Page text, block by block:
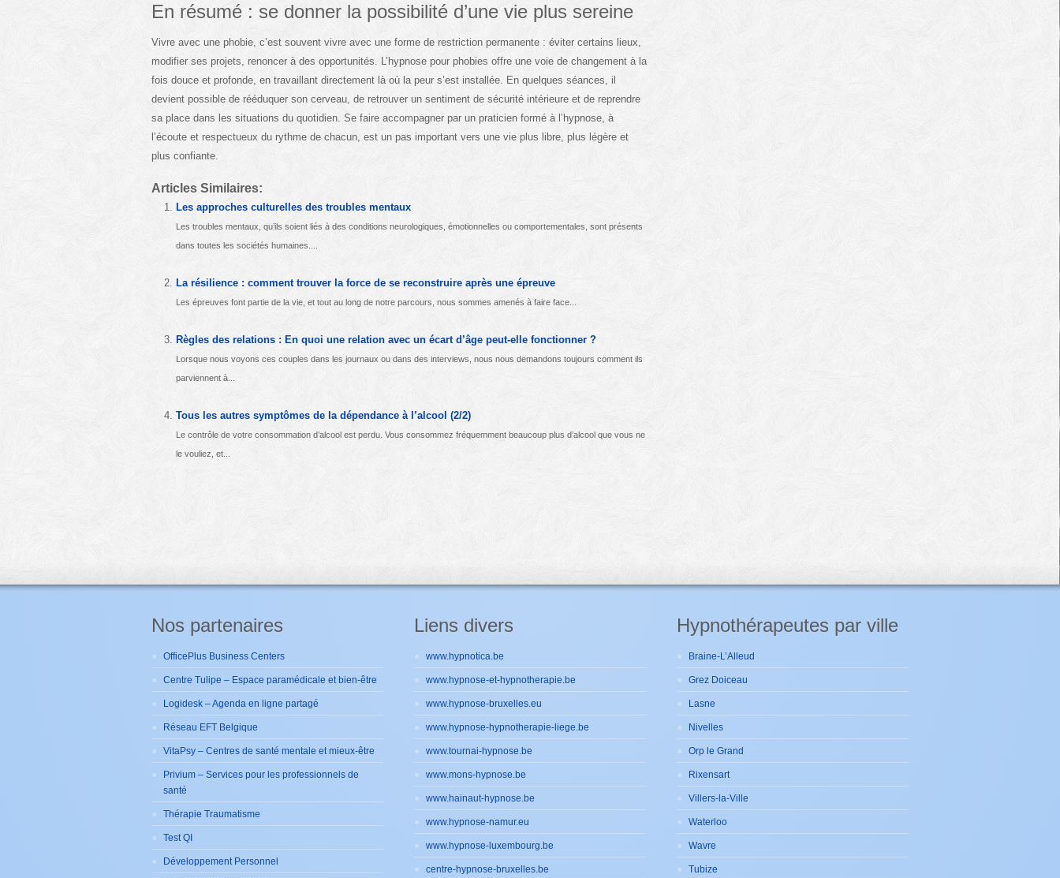
En résumé : se donner la possibilité d’une vie plus sereine
Vivre avec une phobie, c’est souvent vivre avec une forme de restriction permanente : éviter certains lieux,
modifier ses projets, renoncer à des opportunités. L’hypnose pour phobies offre une voie de changement à la
fois douce et profonde, en travaillant directement là où la peur s’est installée. En quelques séances, il
devient possible de rééduquer son cerveau, de retrouver un sentiment de sécurité intérieure et de reprendre
sa place dans les situations du quotidien. Se faire accompagner par un praticien formé à l’hypnose, à
l’écoute et respectueux du rythme de chacun, est un pas important vers une vie plus libre, plus légère et
plus confiante.
Articles Similaires:
Les approches culturelles des troubles mentaux
Les troubles mentaux, qu’ils soient liés à des conditions neurologiques, émotionnelles ou comportementales, sont présents
dans toutes les sociétés humaines....
La résilience : comment trouver la force de se reconstruire après une épreuve
Les épreuves font partie de la vie, et tout au long de notre parcours, nous sommes amenés à faire face...
Règles des relations : En quoi une relation avec un écart d’âge peut-elle fonctionner ?
Lorsque nous voyons ces couples dans les journaux ou dans des interviews, nous nous demandons toujours comment ils
parviennent à...
Tous les autres symptômes de la dépendance à l’alcool (2/2)
Le contrôle de votre consommation d’alcool est perdu. Vous consommez fréquemment beaucoup plus d’alcool que vous ne
le vouliez, et...
Nos partenaires
OfficePlus Business Centers
Centre Tulipe – Espace paramédicale et bien-être
Logidesk – Agenda en ligne partagé
Réseau EFT Belgique
VitaPsy – Centres de santé mentale et mieux-être
Privium – Services pour les professionnels de
santé
Thérapie Traumatisme
Test QI
Développement Personnel
Liens divers
www.hypnotica.be
www.hypnose-et-hypnotherapie.be
www.hypnose-bruxelles.eu
www.hypnose-hypnotherapie-liege.be
www.tournai-hypnose.be
www.mons-hypnose.be
www.hainaut-hypnose.be
www.hypnose-namur.eu
www.hypnose-luxembourg.be
centre-hypnose-bruxelles.be
Hypnothérapeutes par ville
Braine-L’Alleud
Grez Doiceau
Lasne
Nivelles
Orp le Grand
Rixensart
Villers-la-Ville
Waterloo
Wavre
Tubize